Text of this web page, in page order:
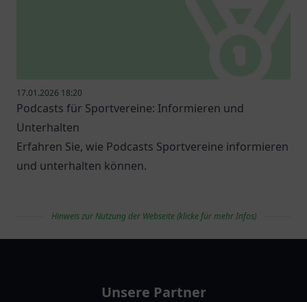
17.01.2026 18:20
Podcasts für Sportvereine: Informieren und
Unterhalten
Erfahren Sie, wie Podcasts Sportvereine informieren
und unterhalten können.
Hinweis zur Nutzung der Webseite (klicke für mehr Infos)
Unsere Partner